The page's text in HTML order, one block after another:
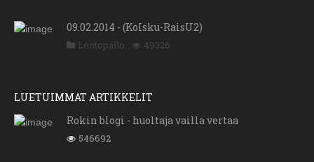
09.02.2014 - (KoIsku-RaisU2)
Lentopallo 49326
LUETUIMMAT ARTIKKELIT
Rokin blogi - huoltaja vailla vertaa
546692